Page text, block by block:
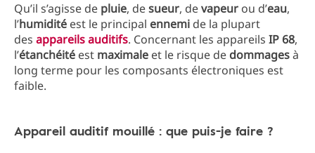
Qu’il s’agisse de pluie, desueur, devapeur ou d’eau,
l’humidité est le principal ennemi de la plupart
des appareils auditifs. Concernant les appareils IP 68,
l’étanchéité est maximale et le risque de dommagesà
long terme pour les composants électroniques est
faible.
Appareil auditif mouillé : que puis-je faire ?